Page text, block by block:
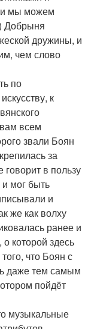
мы можем
Добрыня
дружины, и
чем слово
по
к
всем
звали Боян
за
в пользу
мог быть
и
же как волху
ранее и
которой здесь
что Боян с
даже тем самым
пойдёт
музыкальные